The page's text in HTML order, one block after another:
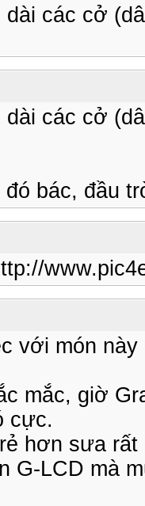
dài các cở
dài các cở
bác, đầu
với món
mắc, giờ
cực.
hơn sưa
G-LCD mà